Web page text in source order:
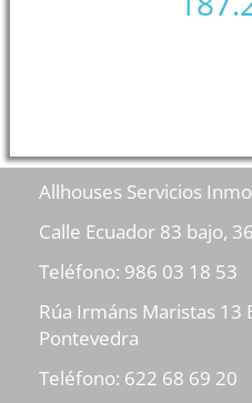
Allhouses Servicios
Calle Ecuador 83 bajo,
Teléfono: 986 03 18 53
Rúa Irmáns Maristas 13
Pontevedra
Teléfono: 622 68 69 20